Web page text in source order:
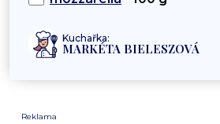
Kuchařka:
MARKÉTA BIELESZOVÁ
Reklama